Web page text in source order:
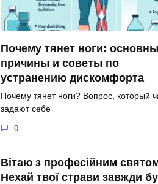
Почему тянет ноги:
причины и советы по
устранению дискомфорта
Почему тянет ноги? Вопрос, который
задают себе
0
Вітаю з професійним
Нехай твої страви завжди